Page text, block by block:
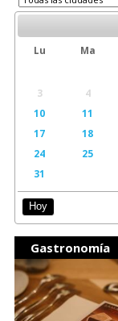
Lu Ma
3
4
10
11
17
18
24
25
31
Hoy
Gastronomía